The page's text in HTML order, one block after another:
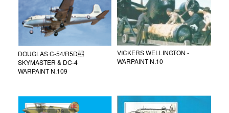
DOUGLAS C-54/R5D
SKYMASTER & DC-4
WARPAINT N.109
VICKERS WELLINGTON -
WARPAINT N.10